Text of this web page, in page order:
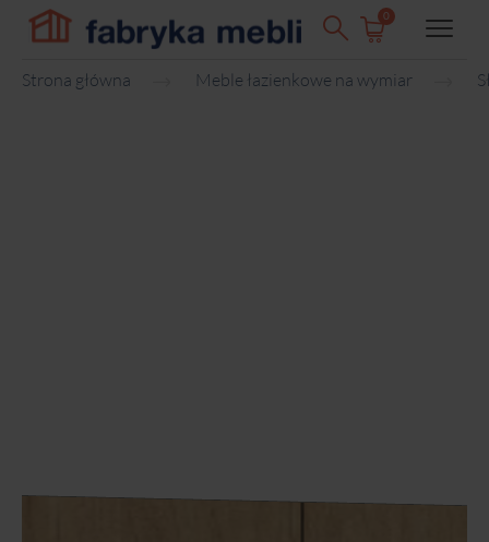
0
Strona główna Meble łazienkowe na wymiar